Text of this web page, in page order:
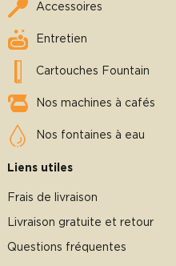
Accessoires
Entretien
Cartouches Fountain
Nos machines à cafés
Nos fontaines à eau
Liens utiles
Frais de livraison
Livraison gratuite et retour
Questions fréquentes